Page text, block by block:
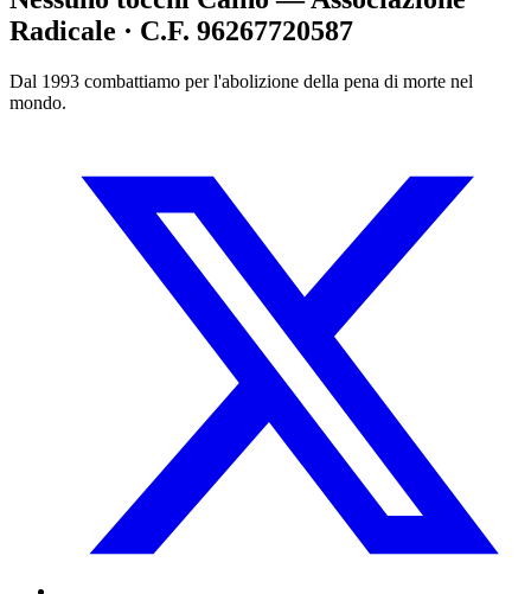
Radicale · C.F. 96267720587
Dal 1993 combattiamo per l'abolizione della pena di morte nel
mondo.